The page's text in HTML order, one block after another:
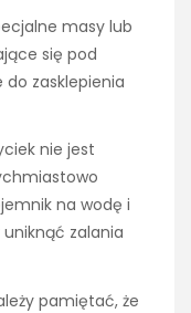
masy lub
się pod
zasklepienia
nie jest
na wodę i
zalania
pamiętać, że